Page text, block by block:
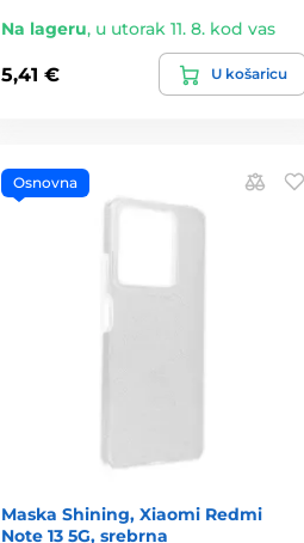
Na lageru, u utorak 11. 8. kod vas
5,41 € U košaricu
Osnovna
Maska Shining, Xiaomi Redmi
Note 13 5G, srebrna